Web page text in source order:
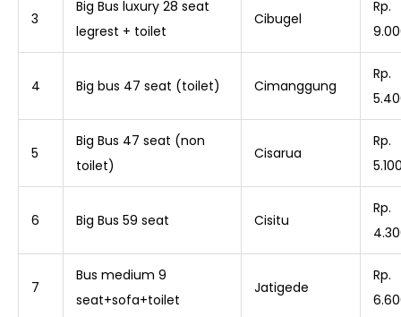
3
Big Bus luxury 28 seat
legrest + toilet
Cibugel
Rp.
4 Big bus 47 seat (toilet) Cimanggung
Rp.
5
Big Bus 47 seat (non
toilet)
Cisarua
Rp.
6 Big Bus 59 seat Cisitu
Rp.
7
Bus medium 9
seat+sofa+toilet
Jatigede
Rp.